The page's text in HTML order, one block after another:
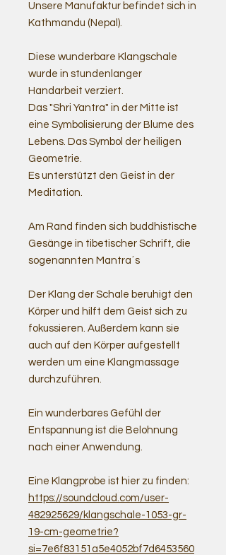
Unsere Manufaktur befindet sich in
Kathmandu (Nepal).
Diese wunderbare Klangschale
wurde in stundenlanger
Handarbeit verziert.
Das "Shri Yantra" in der Mitte ist
eine Symbolisierung der Blume des
Lebens. Das Symbol der heiligen
Geometrie.
Es unterstützt den Geist in der
Meditation.
Am Rand finden sich buddhistische
Gesänge in tibetischer Schrift, die
sogenannten Mantra´s
Der Klang der Schale beruhigt den
Körper und hilft dem Geist sich zu
fokussieren. Außerdem kann sie
auch auf den Körper aufgestellt
werden um eine Klangmassage
durchzuführen.
Ein wunderbares Gefühl der
Entspannung ist die Belohnung
nach einer Anwendung.
Eine Klangprobe ist hier zu finden:
https://soundcloud.com/user-
482925629/klangschale-1053-gr-
19-cm-geometrie?
si=7e6f83151a5e4052bf7d6453560